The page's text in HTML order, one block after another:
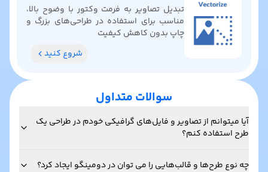
تبدیل تصاویر به فرمت وکتور با وضوح بالا،
مناسب برای استفاده در طراحی‌های بزرگ و
چاپ بدون کاهش کیفیت
شروع کنید
سوالات متداول
آیا میتوانم از تصاویر و فایل‌های گرافیکی خودم در طراحی یک
طرح استفاده کنم؟
چه نوع طرح‌ها و قالب‌هایی را می توان در دومینگو ایجاد کرد؟